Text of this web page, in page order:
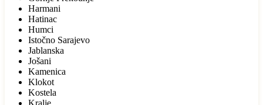
Harmani
Hatinac
Humci
Istočno Sarajevo
Jablanska
Jošani
Kamenica
Klokot
Kostela
Kralje